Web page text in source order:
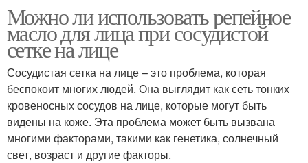
Можно ли использовать репейное
масло для лица при сосудистой
сетке на лице
Сосудистая сетка на лице – это проблема, которая
беспокоит многих людей. Она выглядит как сеть тонких
кровеносных сосудов на лице, которые могут быть
видены на коже. Эта проблема может быть вызвана
многими факторами, такими как генетика, солнечный
свет, возраст и другие факторы.